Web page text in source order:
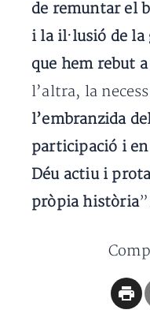
de remuntar el
i la il·lusió de la
que hem rebut
l’altra, la
l’embranzida
participació i en
Déu actiu i
pròpia història